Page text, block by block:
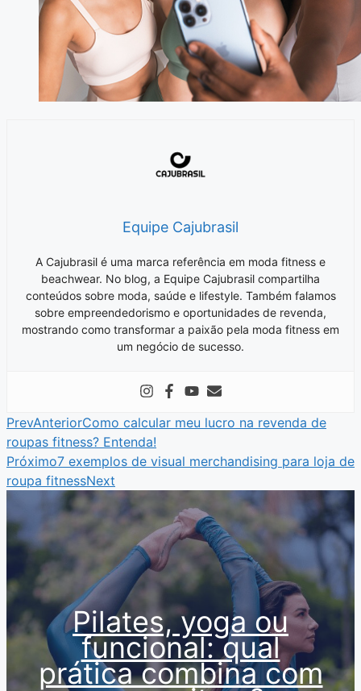
Equipe Cajubrasil
A Cajubrasil é uma marca referência em moda fitness e
beachwear. No blog, a Equipe Cajubrasil compartilha
conteúdos sobre moda, saúde e lifestyle. Também falamos
sobre empreendedorismo e oportunidades de revenda,
mostrando como transformar a paixão pela moda fitness em
um negócio de sucesso.
PrevAnteriorComo calcular meu lucro na revenda de
roupas fitness? Entenda!
Próximo7 exemplos de visual merchandising para loja de
roupa fitnessNext
Pilates, yoga ou
funcional: qual
prática combina com